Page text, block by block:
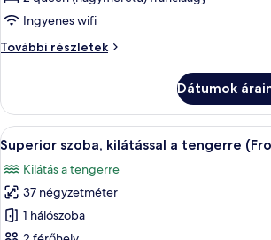
kilátással
tengerre
Sea
View)
Ingyenes wifi
További részletek
Superior
tengerre
(2Adults 2Kids
Frontal
Sea
View)
további
részletei
Dátumok
A
következő
szoba
összes
képének
Egy modern
7
Superior szoba, kilátással a tengerre
Kilátás a tengerre
37 négyzetméter
1 hálószoba